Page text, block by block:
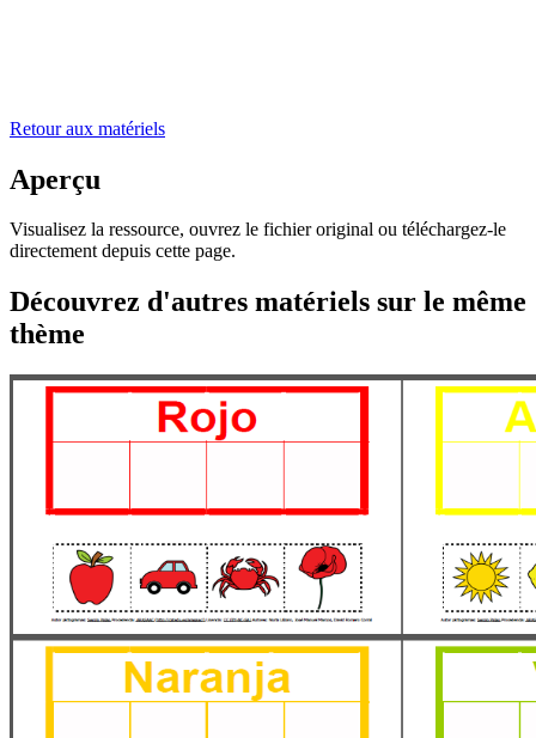
Retour aux matériels
Aperçu
Visualisez la ressource, ouvrez le fichier original ou téléchargez-le
directement depuis cette page.
Découvrez d'autres matériels sur le même
thème